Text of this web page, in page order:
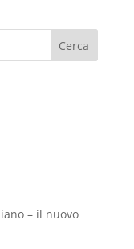
– il nuovo